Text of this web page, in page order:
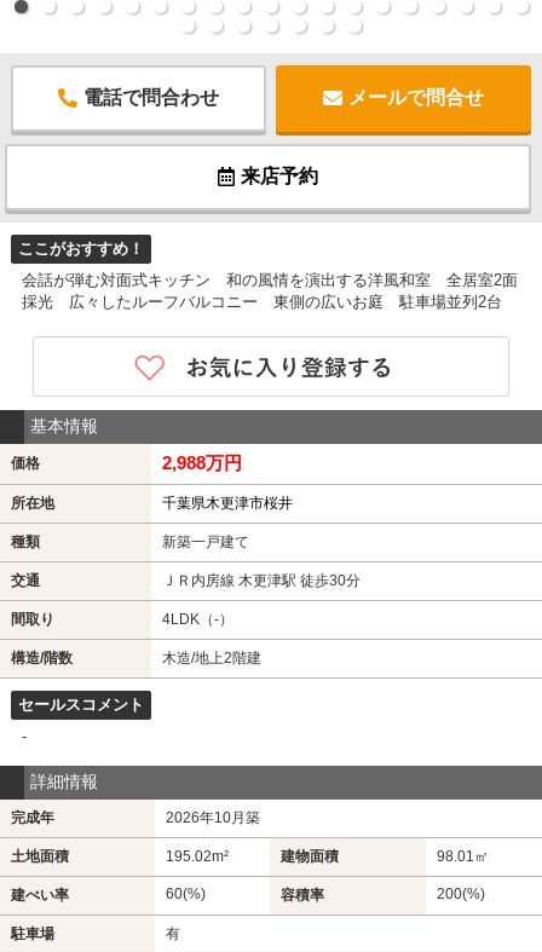
電話で問合わせ メールで問合せ
来店予約
ここがおすすめ！
会話が弾む対面式キッチン 和の風情を演出する洋風和室 全居室2面
採光 広々したルーフバルコニー 東側の広いお庭 駐車場並列2台
基本情報
価格 2,988万円
所在地 千葉県木更津市桜井
種類 新築一戸建て
交通 ＪＲ内房線 木更津駅 徒歩30分
間取り 4LDK（-）
構造/階数 木造/地上2階建
セールスコメント
-
詳細情報
完成年 2026年10月築
土地面積 195.02m² 建物面積 98.01㎡
建ぺい率 60(%) 容積率 200(%)
駐車場 有